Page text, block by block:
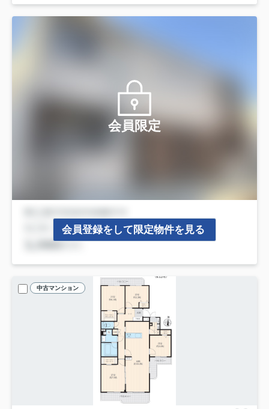
会員限定
会員登録をして限定物件を見る
中古マンション